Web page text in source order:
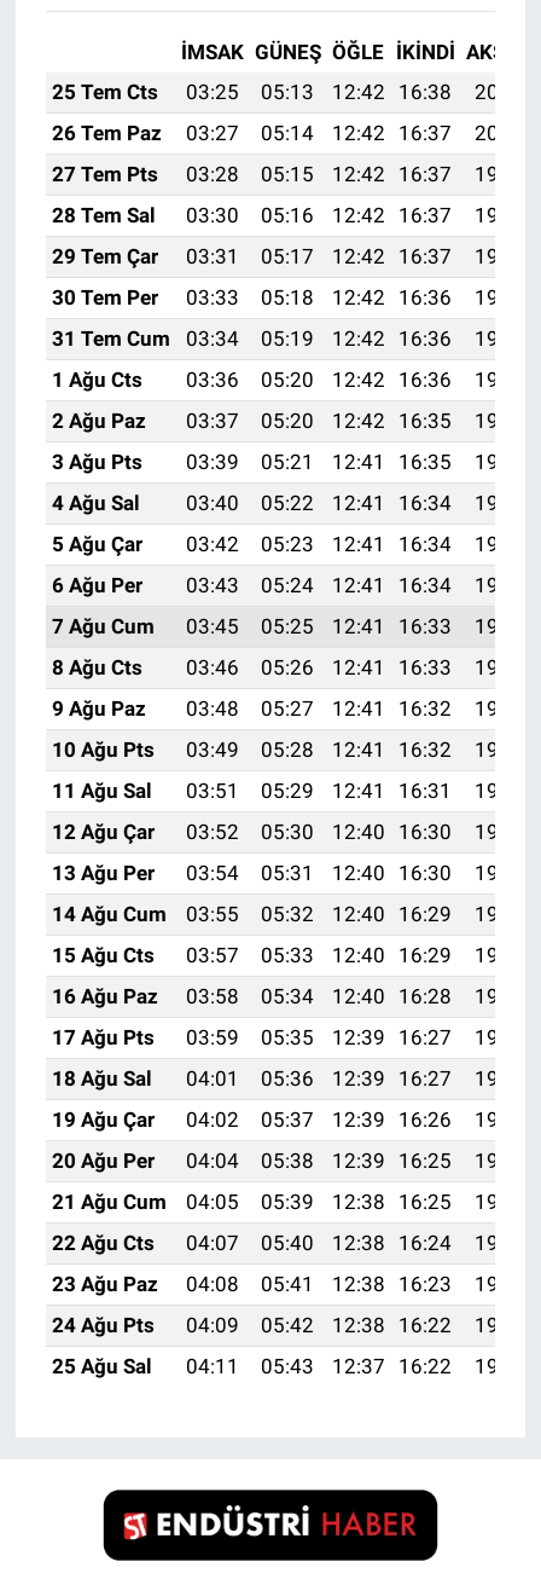
İMSAK GÜNEŞ ÖĞLE İKINDI AKŞAM
25 Tem Cts
03:25 05:13 12:42 16:38
20:01
26 Tem Paz
03:27 05:14 12:42 16:37
20:00
27 Tem Pts
03:28 05:15 12:42 16:37
19:59
28 Tem Sal
03:30 05:16 12:42 16:37
19:58
29 Tem Çar
03:31 05:17 12:42 16:37
19:57
30 Tem Per
03:33 05:18 12:42 16:36
19:56
31 Tem Cum
03:34 05:19 12:42 16:36
19:55
1 Ağu Cts
03:36 05:20 12:42 16:36
19:54
2 Ağu Paz
03:37 05:20 12:42 16:35
19:53
3 Ağu Pts
03:39 05:21 12:41 16:35
19:52
4 Ağu Sal
03:40 05:22 12:41 16:34
19:50
5 Ağu Çar
03:42 05:23 12:41 16:34
19:49
6 Ağu Per
03:43 05:24 12:41 16:34
19:48
7 Ağu Cum
03:45 05:25 12:41 16:33
19:47
8 Ağu Cts
03:46 05:26 12:41 16:33
19:46
9 Ağu Paz
03:48 05:27 12:41 16:32
19:44
10 Ağu Pts
03:49 05:28 12:41 16:32
19:43
11 Ağu Sal
03:51 05:29 12:41 16:31
19:42
12 Ağu Çar
03:52 05:30 12:40 16:30
19:41
13 Ağu Per
03:54 05:31 12:40 16:30
19:39
14 Ağu Cum
03:55 05:32 12:40 16:29
19:38
15 Ağu Cts
03:57 05:33 12:40 16:29
19:37
16 Ağu Paz
03:58 05:34 12:40 16:28
19:35
17 Ağu Pts
03:59 05:35 12:39 16:27
19:34
18 Ağu Sal
04:01 05:36 12:39 16:27
19:32
19 Ağu Çar
04:02 05:37 12:39 16:26
19:31
20 Ağu Per
04:04 05:38 12:39 16:25
19:29
21 Ağu Cum
04:05 05:39 12:38 16:25
19:28
22 Ağu Cts
04:07 05:40 12:38 16:24
19:26
23 Ağu Paz
04:08 05:41 12:38 16:23
19:25
24 Ağu Pts
04:09 05:42 12:38 16:22
19:23
25 Ağu Sal
04:11 05:43 12:37 16:22 19:22